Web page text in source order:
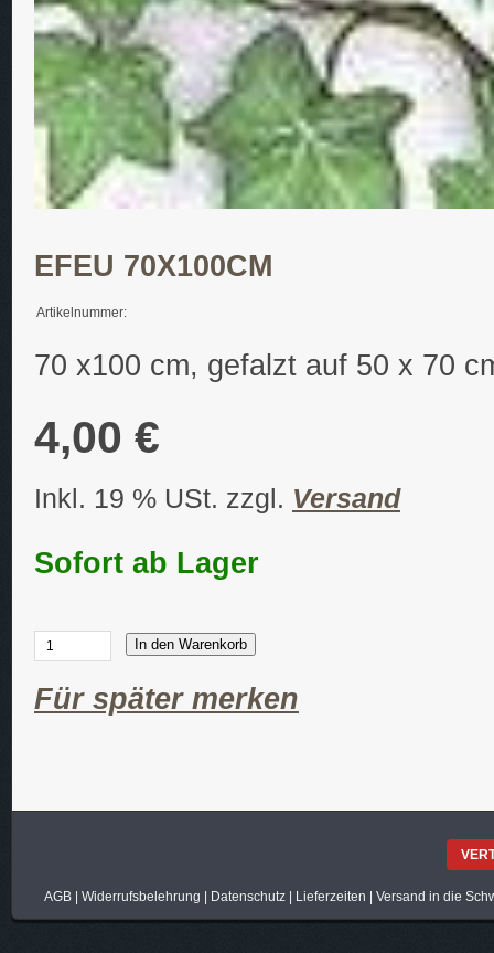
EFEU 70X100CM
Artikelnummer:
70 x100 cm, gefalzt auf 50 x 70
4,00 €
Inkl. 19 % USt. zzgl. Versand
Sofort ab Lager
In den Warenkorb
Für später merken
AGB| Widerrufsbelehrung | Datenschutz| Lieferzeiten | Versand in die